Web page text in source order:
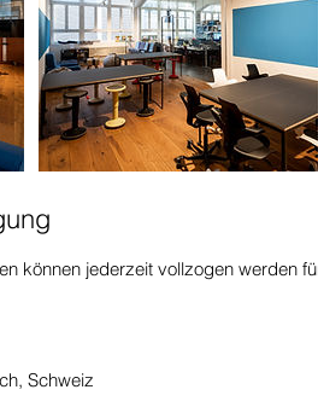
können jederzeit vollzogen werden
Schweiz